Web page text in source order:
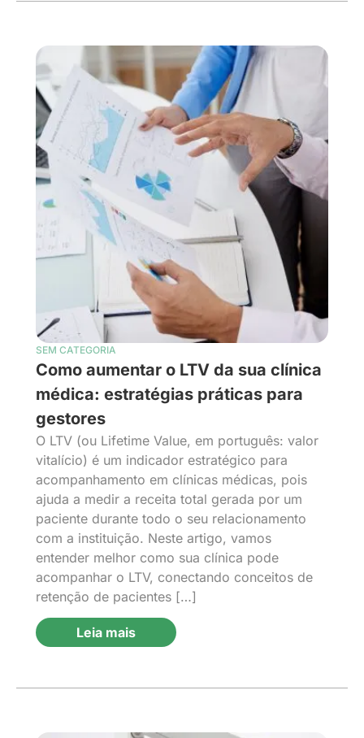
SEM CATEGORIA
Como aumentar o LTV da sua clínica
médica: estratégias práticas para
gestores
O LTV (ou Lifetime Value, em português: valor
vitalício) é um indicador estratégico para
acompanhamento em clínicas médicas, pois
ajuda a medir a receita total gerada por um
paciente durante todo o seu relacionamento
com a instituição. Neste artigo, vamos
entender melhor como sua clínica pode
acompanhar o LTV, conectando conceitos de
retenção de pacientes […]
Leia mais